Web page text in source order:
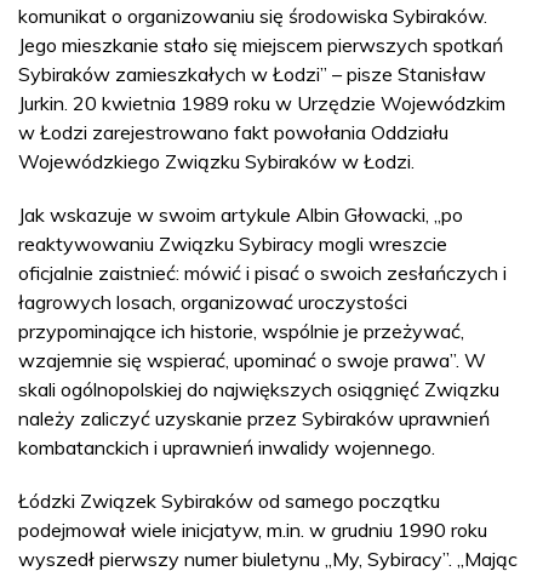
komunikat o organizowaniu się środowiska Sybiraków.
Jego mieszkanie stało się miejscem pierwszych spotkań
Sybiraków zamieszkałych w Łodzi” – pisze Stanisław
Jurkin. 20 kwietnia 1989 roku w Urzędzie Wojewódzkim
w Łodzi zarejestrowano fakt powołania Oddziału
Wojewódzkiego Związku Sybiraków w Łodzi.
Jak wskazuje w swoim artykule Albin Głowacki, „po
reaktywowaniu Związku Sybiracy mogli wreszcie
oficjalnie zaistnieć: mówić i pisać o swoich zesłańczych i
łagrowych losach, organizować uroczystości
przypominające ich historie, wspólnie je przeżywać,
wzajemnie się wspierać, upominać o swoje prawa”. W
skali ogólnopolskiej do największych osiągnięć Związku
należy zaliczyć uzyskanie przez Sybiraków uprawnień
kombatanckich i uprawnień inwalidy wojennego.
Łódzki Związek Sybiraków od samego początku
podejmował wiele inicjatyw, m.in. w grudniu 1990 roku
wyszedł pierwszy numer biuletynu „My, Sybiracy”. „Mając